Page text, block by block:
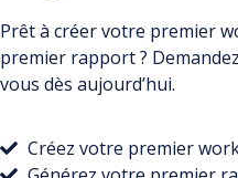
// CAS D'USAGE · GESTION
Prêt à créer votre premier
premier rapport ?
vous dès aujourd’hui.
Créez votre premier